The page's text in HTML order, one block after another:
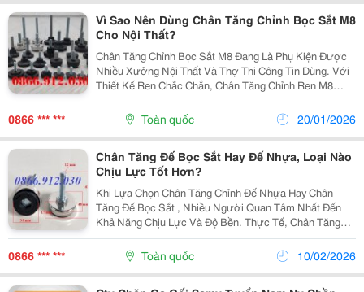
Vì Sao Nên Dùng Chân Tăng Chỉnh Bọc Sắt M8
Cho Nội Thất?
Chân Tăng Chỉnh Bọc Sắt M8 Đang Là Phụ Kiện Được
Nhiều Xưởng Nội Thất Và Thợ Thi Công Tin Dùng. Với
Thiết Kế Ren Chắc Chắn, Chân Tăng Chỉnh Ren M8
Giúp Điều Chỉnh Độ Cao Linh Hoạt, Phù Hợp Nhiều Bề
Mặt Sàn Khác Nhau. Lớp Bọc Kim Loại Của Chân
Tăng...
0866 *** *** Toàn quốc 20/01/2026
Chân Tăng Đế Bọc Sắt Hay Đế Nhựa, Loại Nào
Chịu Lực Tốt Hơn?
Khi Lựa Chọn Chân Tăng Chỉnh Đế Nhựa Hay Chân
Tăng Đế Bọc Sắt , Nhiều Người Quan Tâm Nhất Đến
Khả Năng Chịu Lực Và Độ Bền. Thực Tế, Chân Tăng
Chỉnh Nhựa Có Ưu Điểm Nhẹ, Giá Thành Thấp, Phù
Hợp Cho Bàn Gia Đình, Kệ Nhỏ. Trong Khi Đó, Chân
Tăng Chỉnh...
0866 *** *** Toàn quốc 10/02/2026